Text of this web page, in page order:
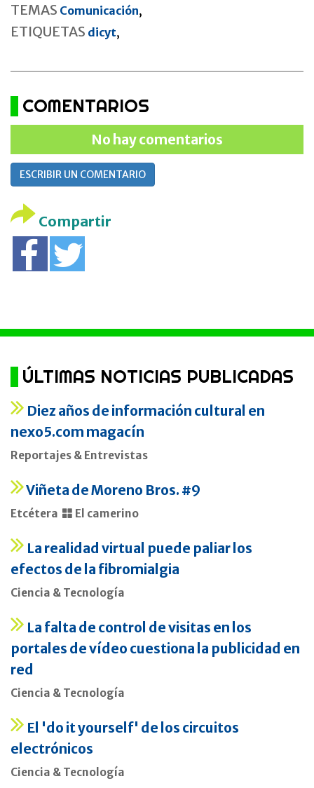
TEMAS Comunicación,
ETIQUETAS dicyt,
COMENTARIOS
No hay comentarios
ESCRIBIR UN COMENTARIO
Compartir
ÚLTIMAS NOTICIAS PUBLICADAS
Diez años de información cultural en
nexo5.com magacín
Reportajes & Entrevistas
Viñeta de Moreno Bros. #9
Etcétera El camerino
La realidad virtual puede paliar los
efectos de la fibromialgia
Ciencia & Tecnología
La falta de control de visitas en los
portales de vídeo cuestiona la publicidad en
red
Ciencia & Tecnología
El 'do it yourself' de los circuitos
electrónicos
Ciencia & Tecnología